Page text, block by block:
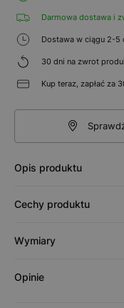
Darmowa dostawa i
Dostawa w ciągu 2-5
30 dni na zwrot
Kup teraz, zapłać za
Opis produktu
Cechy produktu
Wymiary
Opinie